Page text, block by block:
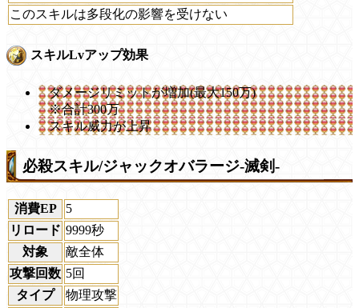
このスキルは多段化の影響を受けない
スキルLvアップ効果
ダメージリミットが増加(最大150万)
※合計300万
スキル威力が上昇
必殺スキル/ジャックオバラージ-滅剣-
消費EP
5
リロード 9999秒
対象
敵全体
攻撃回数 5回
タイプ
物理攻撃